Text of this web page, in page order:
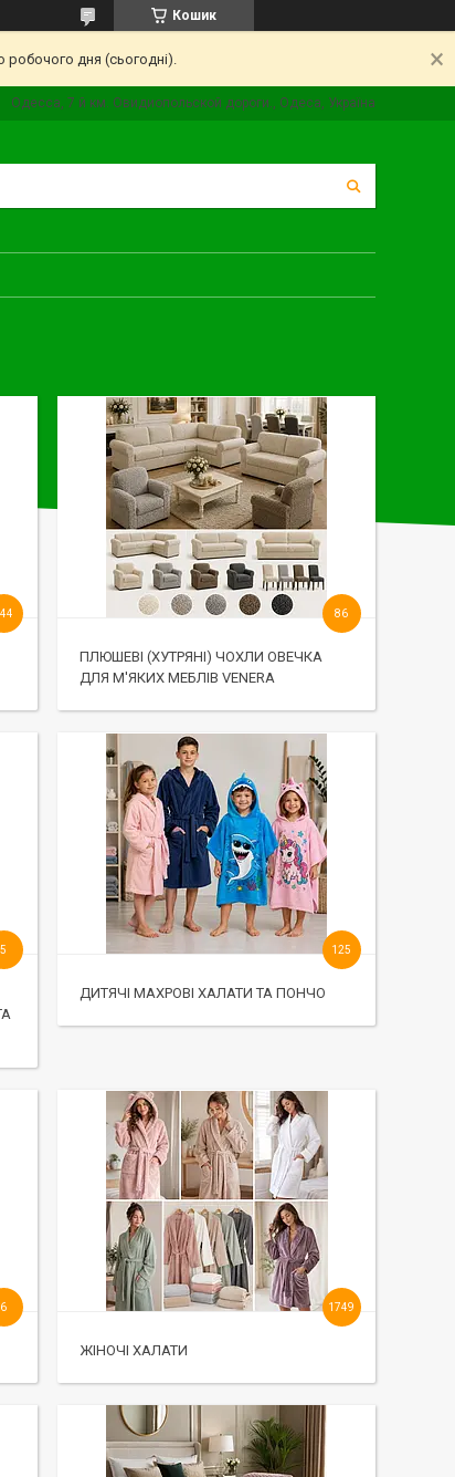
Кошик
дня (сьогодні).
Одесса, 7 й км. Овидиопольской дороги., Одеса, Україна
ПЛЮШЕВІ (ХУТРЯНІ) ЧОХЛИ ОВЕЧКА
ДЛЯ М'ЯКИХ МЕБЛІВ VENERA
86
5
ДИТЯЧІ МАХРОВІ ХАЛАТИ ТА ПОНЧО
125
6
ЖІНОЧІ ХАЛАТИ
1749